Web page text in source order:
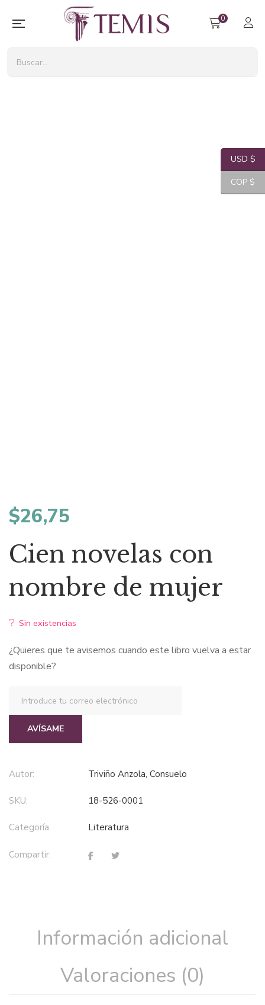
0
$26,75
Cien novelas con
nombre de mujer
Sin existencias
¿Quieres que te avisemos cuando este libro vuelva a estar
disponible?
AVÍSAME
Autor: Triviño Anzola, Consuelo
SKU: 18-526-0001
Categoría: literatura
Compartir:
Información adicional
Valoraciones (0)
USD $
COP $